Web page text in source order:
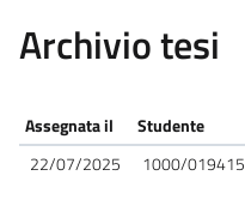
Archivio tesi
Assegnata il Studente
22/07/2025
1000/019415